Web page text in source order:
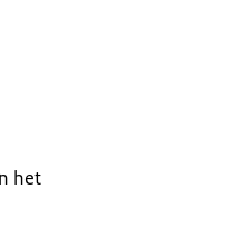
het